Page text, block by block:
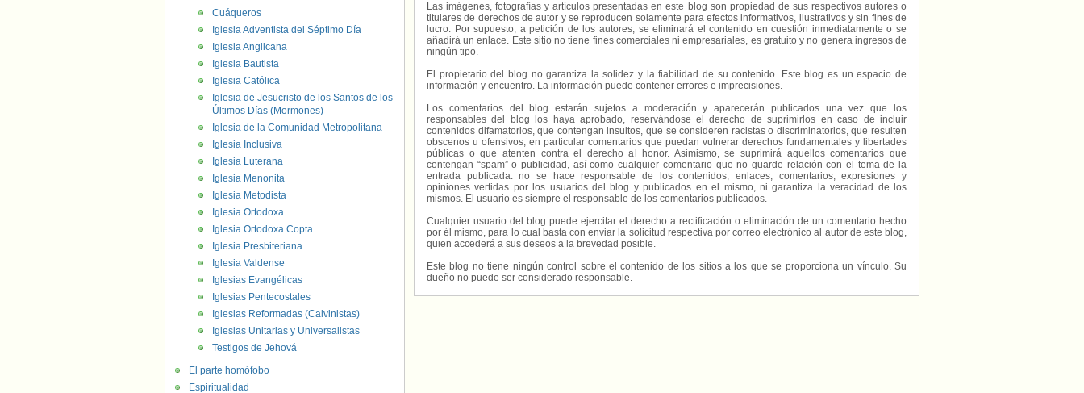
Las imágenes, fotografías y artículos presentadas en este blog son propiedad de sus respectivos autores o
titulares de derechos de autor y se reproducen solamente para efectos informativos, ilustrativos y sin fines de
lucro. Por supuesto, a petición de los autores, se eliminará el contenido en cuestión inmediatamente o se
añadirá un enlace. Este sitio no tiene fines comerciales ni empresariales, es gratuito y no genera ingresos de
ningún tipo.
El propietario del blog no garantiza la solidez y la fiabilidad de su contenido. Este blog es un espacio de
información y encuentro. La información puede contener errores e imprecisiones.
Los comentarios del blog estarán sujetos a moderación y aparecerán publicados una vez que los
responsables del blog los haya aprobado, reservándose el derecho de suprimirlos en caso de incluir
contenidos difamatorios, que contengan insultos, que se consideren racistas o discriminatorios, que resulten
obscenos u ofensivos, en particular comentarios que puedan vulnerar derechos fundamentales y libertades
públicas o que atenten contra el derecho al honor. Asimismo, se suprimirá aquellos comentarios que
contengan “spam” o publicidad, así como cualquier comentario que no guarde relación con el tema de la
entrada publicada. no se hace responsable de los contenidos, enlaces, comentarios, expresiones y
opiniones vertidas por los usuarios del blog y publicados en el mismo, ni garantiza la veracidad de los
mismos. El usuario es siempre el responsable de los comentarios publicados.
Cualquier usuario del blog puede ejercitar el derecho a rectificación o eliminación de un comentario hecho
por él mismo, para lo cual basta con enviar la solicitud respectiva por correo electrónico al autor de este blog,
quien accederá a sus deseos a la brevedad posible.
Este blog no tiene ningún control sobre el contenido de los sitios a los que se proporciona un vínculo. Su
dueño no puede ser considerado responsable.
Cuáqueros
Iglesia Adventista del Séptimo Día
Iglesia Anglicana
Iglesia Bautista
Iglesia Católica
Iglesia de Jesucristo de los Santos de los
Últimos Días (Mormones)
Iglesia de la Comunidad Metropolitana
Iglesia Inclusiva
Iglesia Luterana
Iglesia Menonita
Iglesia Metodista
Iglesia Ortodoxa
Iglesia Ortodoxa Copta
Iglesia Presbiteriana
Iglesia Valdense
Iglesias Evangélicas
Iglesias Pentecostales
Iglesias Reformadas (Calvinistas)
Iglesias Unitarias y Universalistas
Testigos de Jehová
El parte homófobo
Espiritualidad